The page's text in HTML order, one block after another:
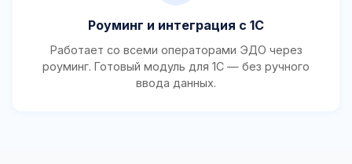
Роуминг и интеграция с 1С
Работает со всеми операторами ЭДО через
роуминг. Готовый модуль для 1С — без ручного
ввода данных.